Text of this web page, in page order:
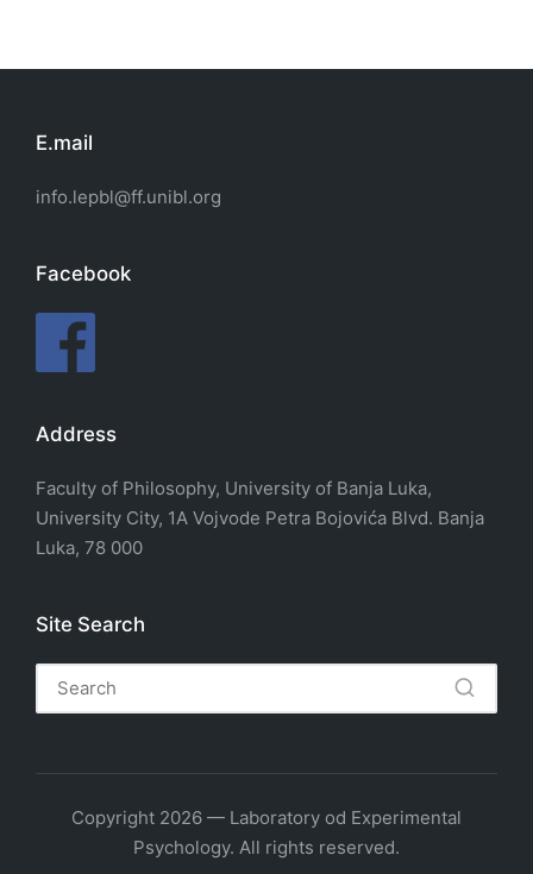
E.mail
info.lepbl@ff.unibl.org
Facebook
Address
Faculty of Philosophy, University of Banja Luka,
University City, 1A Vojvode Petra Bojovića Blvd. Banja
Luka, 78 000
Site Search
Copyright 2026 — Laboratory od Experimental
Psychology. All rights reserved.